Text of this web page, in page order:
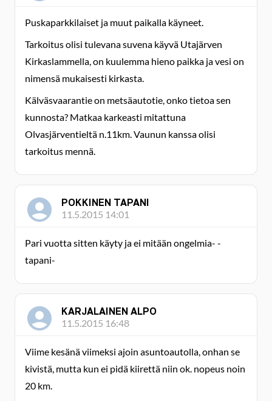
Puskaparkkilaiset ja muut paikalla käyneet.
Tarkoitus olisi tulevana suvena käyvä Utajärven
Kirkaslammella, on kuulemma hieno paikka ja vesi on
nimensä mukaisesti kirkasta.
Kälväsvaarantie on metsäautotie, onko tietoa sen
kunnosta? Matkaa karkeasti mitattuna
Olvasjärventieltä n.11km. Vaunun kanssa olisi
tarkoitus mennä.
POKKINEN TAPANI
11.5.2015 14:01
Pari vuotta sitten käyty ja ei mitään ongelmia- -
tapani-
KARJALAINEN ALPO
11.5.2015 16:48
Viime kesänä viimeksi ajoin asuntoautolla, onhan se
kivistä, mutta kun ei pidä kiirettä niin ok. nopeus noin
20 km.